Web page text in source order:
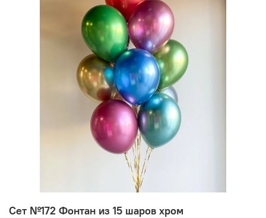
Сет №172 Фонтан из 15 шаров хром